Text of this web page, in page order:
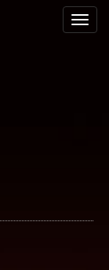
Toggle